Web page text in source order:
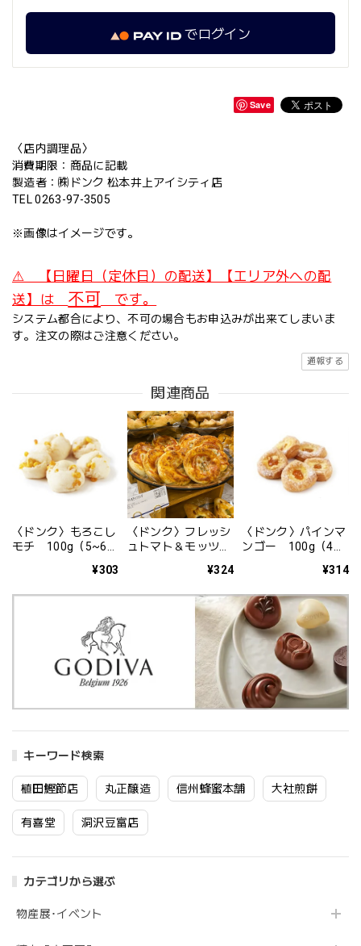
キーワード検索
植田鰹節店 丸正醸造 信州蜂蜜本舗 大社煎餅
有喜堂 洞沢豆富店
カテゴリから選ぶ
物産展･イベント
でログイン
Save
〈店内調理品〉
消費期限：商品に記載
製造者：㈱ドンク 松本井上アイシティ店
TEL 0263-97-3505
※画像はイメージです。
⚠ 【日曜日（定休日）の配送】【エリア外への配
送】は 不可 です。
システム都合により、不可の場合もお申込みが出来てしまいま
す。注文の際はご注意ください。
通報する
関連商品
〈ドンク〉もろこし
モチ 100g（5~6
送日8/31まで】¥303
〈ドンク〉フレッシ
ュトマト＆モッツァ
¥324
〈ドンク〉パインマ
ンゴー 100g（4~5
送日8/31まで】¥314